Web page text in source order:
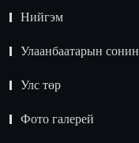
Нийгэм
Улаанбаатарын сонин
Улс төр
Фото галерей